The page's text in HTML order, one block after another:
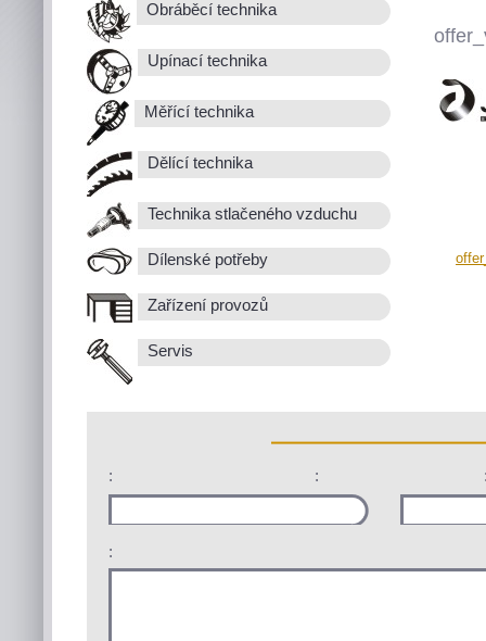
Obráběcí technika
Upínací technika
Měřící technika
Dělící technika
Technika stlačeného vzduchu
Dílenské potřeby
Zařízení provozů
Servis
: :
: